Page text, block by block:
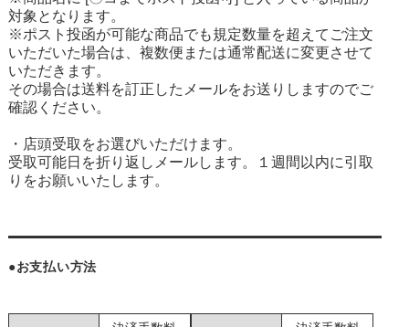
対象となります。
※ポスト投函が可能な商品でも規定数量を超えてご注文
いただいた場合は、複数便または通常配送に変更させて
いただきます。
その場合は送料を訂正したメールをお送りしますのでご
確認ください。
・店頭受取をお選びいただけます。
受取可能日を折り返しメールします。１週間以内に引取
りをお願いいたします。
●お支払い方法